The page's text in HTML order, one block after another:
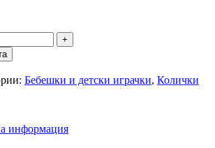
Бебешки и детски играчки, Колички
информация